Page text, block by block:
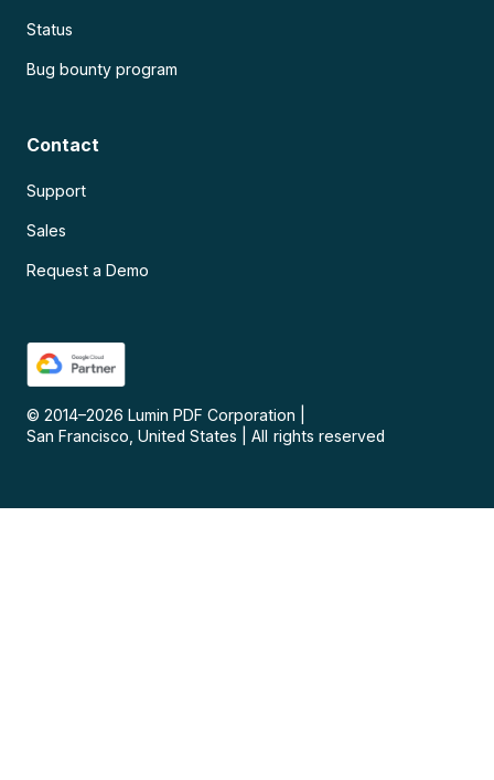
Status
Bug bounty program
Contact
Support
Sales
Request a Demo
© 2014–2026 Lumin PDF Corporation
San Francisco, United States
All rights reserved